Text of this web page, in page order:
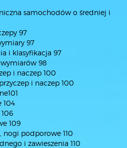
samochodów o średniej i
97
97
i klasyfikacja 97
wymiarów 98
i naczep 100
i naczep 100
104
109
nogi podporowe 110
i zawieszenia 110